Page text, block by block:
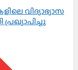
വിദ്യാഭ്യാസ